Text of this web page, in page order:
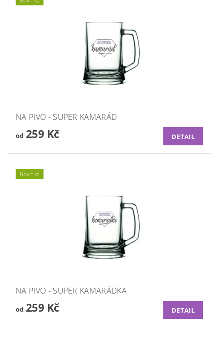
NA PIVO - SUPER KAMARÁD
od259 Kč DETAIL
Novinka
NA PIVO - SUPER KAMARÁDKA
od259 Kč DETAIL